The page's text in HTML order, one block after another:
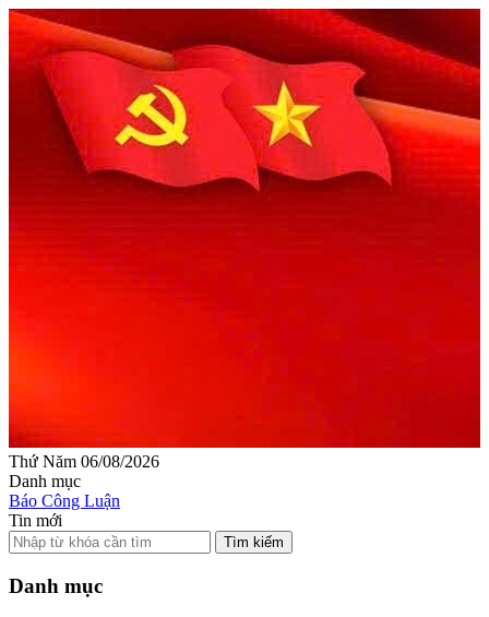
Thứ Năm 06/08/2026
Danh mục
Báo Công Luận
Tin mới
Tìm kiếm
Danh mục